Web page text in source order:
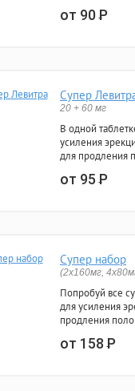
от 90Р
Супер
20 + 60 мг
В одной
усиления
для продления
от 95Р
Супер набор
(2х160мг,
Попробуй все
для усиления
продления
от 158Р